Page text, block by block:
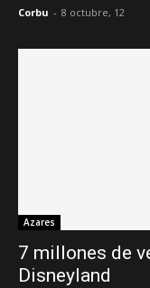
Corbu - 8 octubre, 12
Azares
7 millones de
Disneyland